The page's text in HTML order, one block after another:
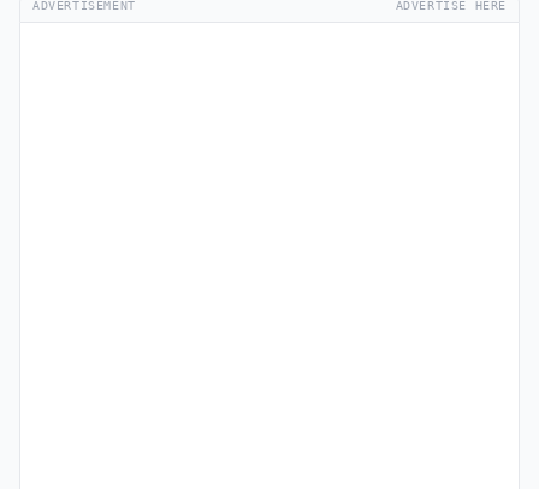
ADVERTISEMENT ADVERTISE HERE